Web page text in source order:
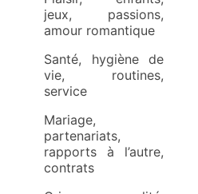
jeux, passions,
amour romantique
Santé, hygiène de
vie, routines,
service
Mariage,
partenariats,
rapports à l’autre,
contrats